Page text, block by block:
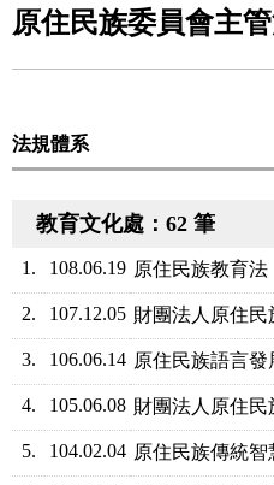
原住民族委員會主
法規體系
教育文化處：62 筆
1. 108.06.19 原住民族教育法
2. 107.12.05 財團法人原住民
3. 106.06.14 原住民族語言發
4. 105.06.08 財團法人原住民
5. 104.02.04 原住民族傳統智